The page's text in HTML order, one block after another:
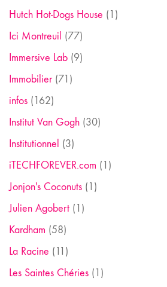
Hutch Hot-Dogs House (1)
Ici Montreuil (77)
Immersive Lab (9)
Immobilier(71)
infos (162)
Institut Van Gogh (30)
Institutionnel (3)
iTECHFOREVER.com (1)
Jonjon's Coconuts (1)
Julien Agobert (1)
Kardham (58)
La Racine (11)
Les Saintes Chéries (1)